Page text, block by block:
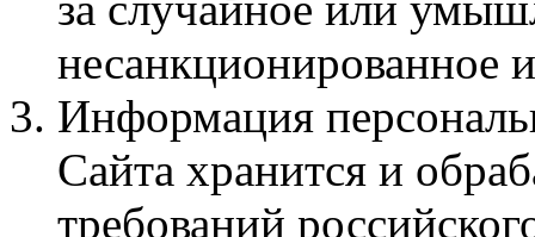
несанкционированное
Информация
Сайта хранится и
требований